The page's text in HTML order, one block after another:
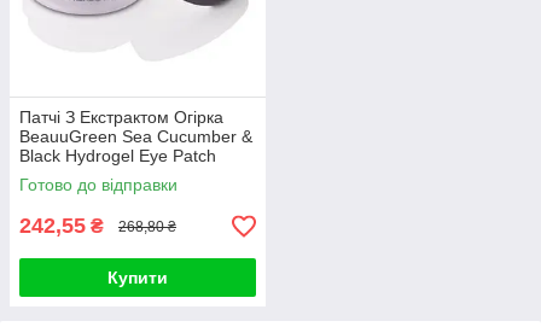
Патчі З Екстрактом Огірка
BeauuGreen Sea Cucumber &
Black Hydrogel Eye Patch
Готово до відправки
242,55 ₴ 268,80 ₴
Купити